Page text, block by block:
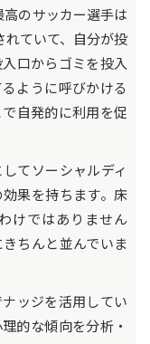
のサッカー選手は
れていて、自分が投
口からゴミを投入
ように呼びかける
自発的に利用を促
てソーシャルディ
果を持ちます。床
けではありません
ちんと並んでいま
ッジを活用してい
的な傾向を分析・